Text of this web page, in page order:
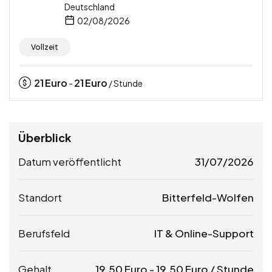
Deutschland
02/08/2026
Vollzeit
21Euro - 21Euro / Stunde
Überblick
Datum veröffentlicht 31/07/2026
Standort Bitterfeld-Wolfen
Berufsfeld IT & Online-Support
Gehalt 19,50 Euro -19,50 Euro / Stunde